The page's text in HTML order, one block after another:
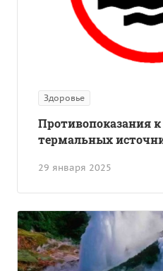
Здоровье
29 января 2025
Противопоказания
термальных